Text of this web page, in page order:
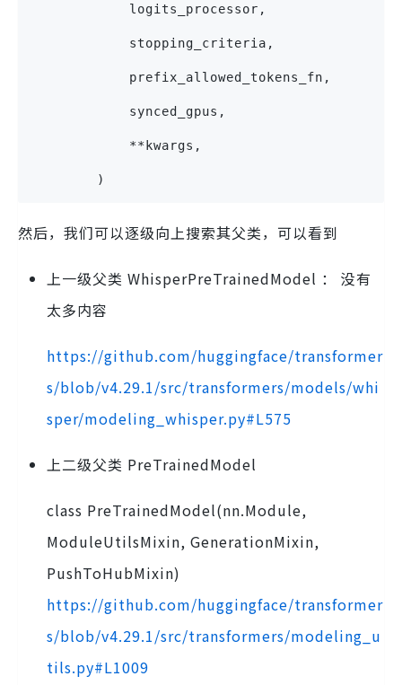
            logits_processor,
            stopping_criteria,
            prefix_allowed_tokens_fn,
            synced_gpus,
            **kwargs,
        )
然后，我们可以逐级向上搜索其父类，可以看到
上一级父类 WhisperPreTrainedModel ： 没有
太多内容
https://github.com/huggingface/transformer
s/blob/v4.29.1/src/transformers/models/whi
sper/modeling_whisper.py#L575
上二级父类 PreTrainedModel
class PreTrainedModel(nn.Module,
ModuleUtilsMixin, GenerationMixin,
PushToHubMixin)
https://github.com/huggingface/transformer
s/blob/v4.29.1/src/transformers/modeling_u
tils.py#L1009